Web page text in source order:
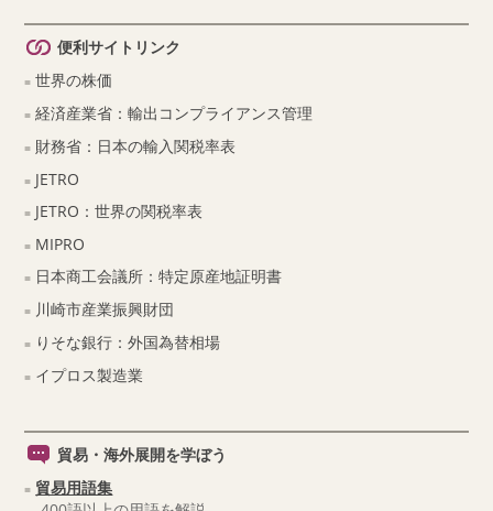
便利サイトリンク
世界の株価
経済産業省：輸出コンプライアンス管理
財務省：日本の輸入関税率表
JETRO
JETRO：世界の関税率表
MIPRO
日本商工会議所：特定原産地証明書
川崎市産業振興財団
りそな銀行：外国為替相場
イプロス製造業
貿易・海外展開を学ぼう
貿易用語集